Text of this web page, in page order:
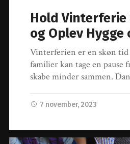
Hold Vinterferie
og Oplev Hygge
Vinterferien er en skøn tid
familier kan tage en pause
skabe minder sammen.
7 november, 2023